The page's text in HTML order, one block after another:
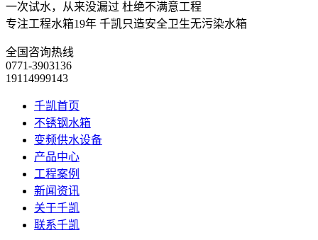
一次试水，从来没漏过 杜绝不满意工程
专注工程水箱19年 千凯只造安全卫生无污染水箱
全国咨询热线
0771-3903136
19114999143
千凯首页
不锈钢水箱
变频供水设备
产品中心
工程案例
新闻资讯
关于千凯
联系千凯